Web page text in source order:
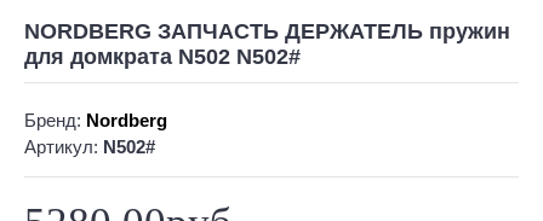
NORDBERG ЗАПЧАСТЬ ДЕРЖАТЕЛЬ пружин
для домкрата N502 N502#
Бренд: Nordberg
Артикул: N502#